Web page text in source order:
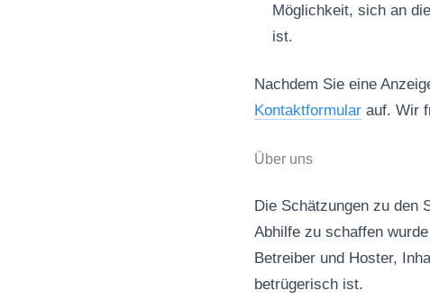
Möglichkeit, sich an
ist.
Nachdem Sie eine
Kontaktformular auf. Wir
Über uns
Die Schätzungen zu den
Abhilfe zu schaffen
Betreiber und Hoster,
betrügerisch ist.